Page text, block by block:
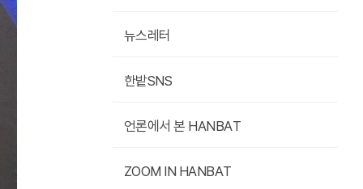
뉴스레터
한밭SNS
언론에서 본 HANBAT
ZOOM IN HANBAT